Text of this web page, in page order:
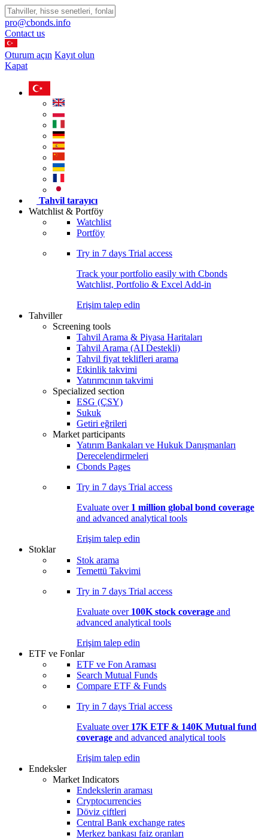
pro@cbonds.info
Contact us
Oturum açın Kayıt olun
Kapat
Tahvil tarayıcı
Watchlist & Portföy
Watchlist
Portföy
Try in 7 days Trial access
Track your portfolio easily with Cbonds
Watchlist, Portfolio & Excel Add-in
Erişim talep edin
Tahviller
Screening tools
Tahvil Arama & Piyasa Haritaları
Tahvil Arama (AI Destekli)
Tahvil fiyat teklifleri arama
Etkinlik takvimi
Yatırımcının takvimi
Specialized section
ESG (ÇSY)
Sukuk
Getiri eğrileri
Market participants
Yatırım Bankaları ve Hukuk Danışmanları
Derecelendirmeleri
Cbonds Pages
Try in 7 days Trial access
Evaluate over 1 million global bond coverage
and advanced analytical tools
Erişim talep edin
Stoklar
Stok arama
Temettü Takvimi
Try in 7 days Trial access
Evaluate over 100K stock coverage and
advanced analytical tools
Erişim talep edin
ETF ve Fonlar
ETF ve Fon Araması
Search Mutual Funds
Compare ETF & Funds
Try in 7 days Trial access
Evaluate over 17K ETF & 140K Mutual fund
coverage and advanced analytical tools
Erişim talep edin
Endeksler
Market Indicators
Endekslerin araması
Cryptocurrencies
Döviz çiftleri
Central Bank exchange rates
Merkez bankası faiz oranları